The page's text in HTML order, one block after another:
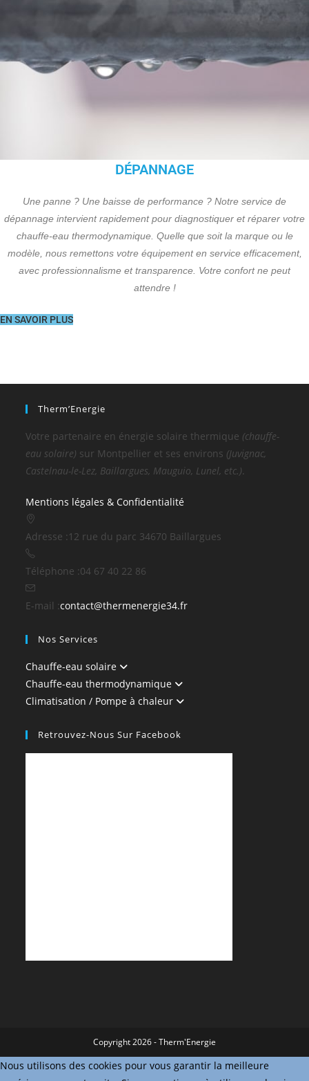
DÉPANNAGE
Une panne ? Une baisse de performance ? Notre service de
dépannage intervient rapidement pour diagnostiquer et réparer votre
chauffe-eau thermodynamique. Quelle que soit la marque ou le
modèle, nous remettons votre équipement en service efficacement,
avec professionnalisme et transparence. Votre confort ne peut
attendre !
EN SAVOIR PLUS
Therm’Energie
Votre partenaire en énergie solaire thermique (chauffe-
eau solaire) sur Montpellier et ses environs (Juvignac,
Castelnau-le-Lez, Baillargues, Mauguio, Lunel, etc.).
Mentions légales & Confidentialité
Adresse : 12 rue du parc 34670 Baillargues
Téléphone :04 67 40 22 86
E-mail :contact@thermenergie34.frS’ouvre
Nos Services
Chauffe-eau solaire
Chauffe-eau thermodynamique
Climatisation / Pompe à chaleur
Retrouvez-Nous Sur Facebook
Copyright 2026 - Therm'Energie
Nous utilisons des cookies pour vous garantir la meilleure